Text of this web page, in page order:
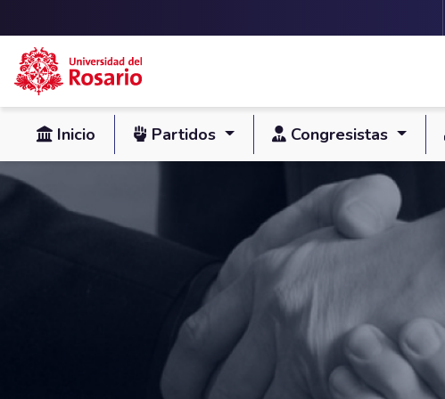
Skip to main content
Inicio Partidos Congresistas